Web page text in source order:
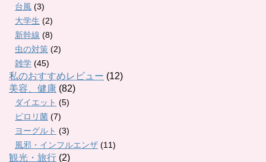
台風 (3)
大学生 (2)
新幹線 (8)
虫の対策 (2)
雑学 (45)
私のおすすめレビュー (12)
美容、健康 (82)
ダイエット (5)
ピロリ菌 (7)
ヨーグルト (3)
風邪・インフルエンザ (11)
観光・旅行 (2)